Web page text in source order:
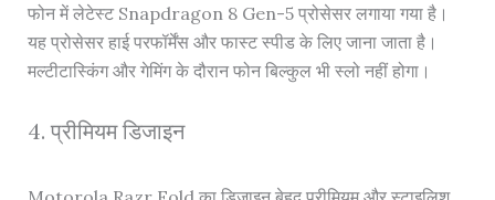
फोन में लेटेस्ट Snapdragon 8 Gen-5 प्रोसेसर लगाया गया है।
यह प्रोसेसर हाई परफॉर्मेंस और फास्ट स्पीड के लिए जाना जाता है।
मल्टीटास्किंग और गेमिंग के दौरान फोन बिल्कुल भी स्लो नहीं होगा।
4. प्रीमियम डिजाइन